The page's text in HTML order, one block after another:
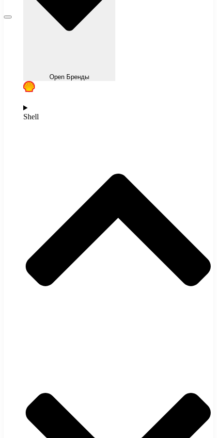
Open Бренды
Shell